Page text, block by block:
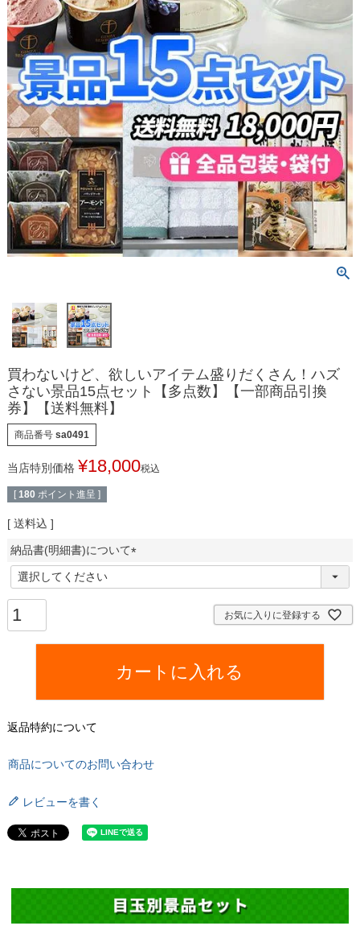
買わないけど、欲しいアイテム盛りだくさん！ハズ
さない景品15点セット【多点数】【一部商品引換
券】【送料無料】
商品番号 sa0491
当店特別価格 ¥18,000税込
[ 180 ポイント進呈 ]
送料込
納品書(明細書)について
必
お気に入りに登録する
カートに入れる
返品特約について
商品についてのお問い合わせ
レビューを書く